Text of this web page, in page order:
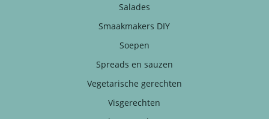
Salades
Smaakmakers DIY
Soepen
Spreads en sauzen
Vegetarische gerechten
Visgerechten